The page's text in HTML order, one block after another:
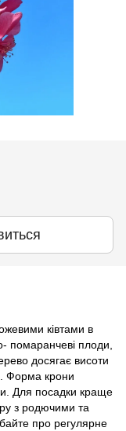
ківтами в
помаранчеві плоди,
досягає висоти
Форма крони
Для посадки краще
з родючими та
про регулярне